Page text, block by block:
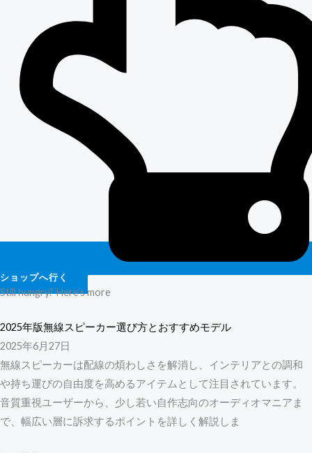
ショップへ行く
Still hungry? Here’s more
2025年版無線スピーカー選び方とおすすめモデル
2025年6月27日
無線スピーカーは配線の煩わしさを解消し、インテリアとの調和
や持ち運びの自由度を高めるアイテムとして注目されています。
音質重視ユーザーから、少し若い自作志向のオーディオマニアま
で、幅広い層に訴求するポイントを詳しく解説しま